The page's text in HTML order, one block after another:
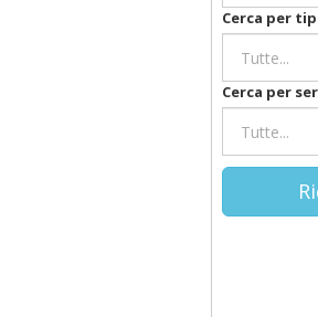
Cerca per
Cerca per